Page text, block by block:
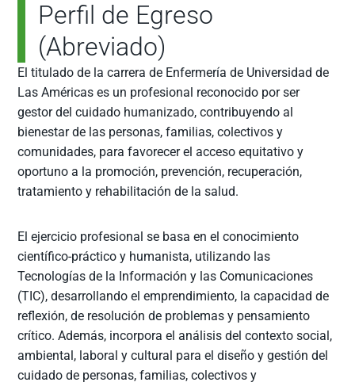
Perfil de Egreso
(Abreviado)
El titulado de la carrera de Enfermería de Universidad de
Las Américas es un profesional reconocido por ser
gestor del cuidado humanizado, contribuyendo al
bienestar de las personas, familias, colectivos y
comunidades, para favorecer el acceso equitativo y
oportuno a la promoción, prevención, recuperación,
tratamiento y rehabilitación de la salud.
El ejercicio profesional se basa en el conocimiento
científico-práctico y humanista, utilizando las
Tecnologías de la Información y las Comunicaciones
(TIC), desarrollando el emprendimiento, la capacidad de
reflexión, de resolución de problemas y pensamiento
crítico. Además, incorpora el análisis del contexto social,
ambiental, laboral y cultural para el diseño y gestión del
cuidado de personas, familias, colectivos y